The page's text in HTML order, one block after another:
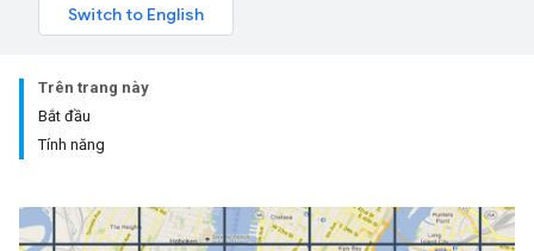
Trên trang này
Bắt đầu
Tính năng